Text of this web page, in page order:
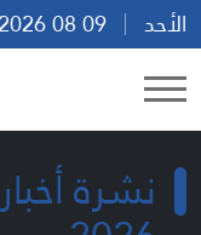
الأحد